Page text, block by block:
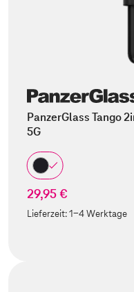
PanzerGlass Tango
5G
29,95 €
Lieferzeit:1-4 Werktage